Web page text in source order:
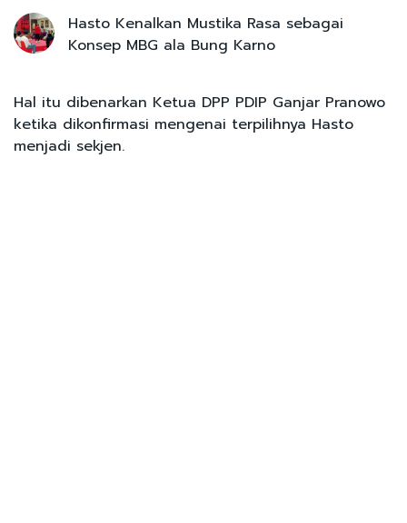
Hasto Kenalkan Mustika Rasa sebagai
Konsep MBG ala Bung Karno
Hal itu dibenarkan Ketua DPP PDIP Ganjar Pranowo
ketika dikonfirmasi mengenai terpilihnya Hasto
menjadi sekjen.